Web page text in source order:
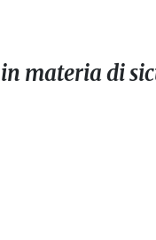
materia di